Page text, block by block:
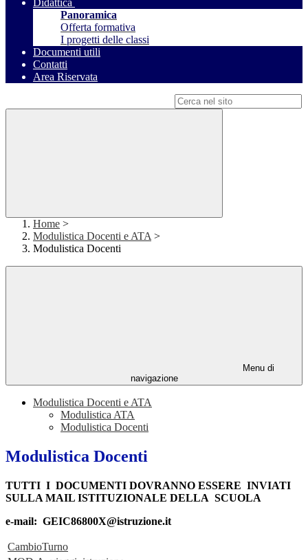
Didattica
Panoramica
Offerta formativa
I progetti delle classi
Documenti utili
Contatti
Area Riservata
Home >
Modulistica Docenti e ATA >
Modulistica Docenti
Menu di
navigazione
Modulistica Docenti e ATA
Modulistica ATA
Modulistica Docenti
Modulistica Docenti
TUTTI I DOCUMENTI DOVRANNO ESSERE INVIATI
SULLA MAIL ISTITUZIONALE DELLA SCUOLA
e-mail: GEIC86800X@istruzione.it
CambioTurno